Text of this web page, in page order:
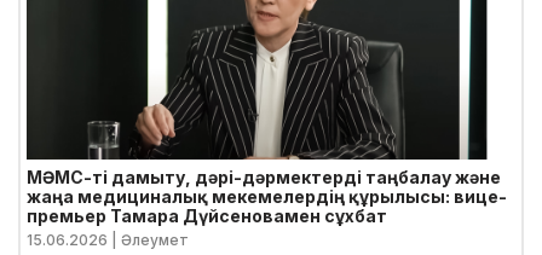
МӘМС-ті дамыту, дәрі-дәрмектерді таңбалау және
жаңа медициналық мекемелердің құрылысы: вице-
премьер Тамара Дүйсеновамен сұхбат
15.06.2026 | Әлеумет